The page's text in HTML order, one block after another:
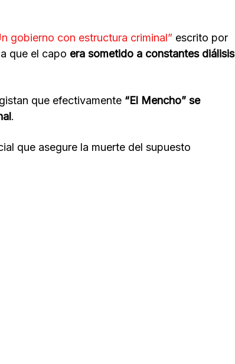
gobierno con estructura criminal” escrito por
que el capo era sometido a constantes diálisis
que efectivamente “El Mencho” se
.
que asegure la muerte del supuesto